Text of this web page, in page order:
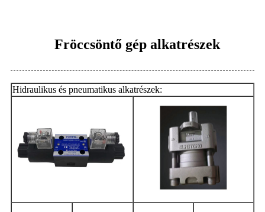
Fröccsöntő gép alkatrészek
Hidraulikus és pneumatikus alkatrészek: